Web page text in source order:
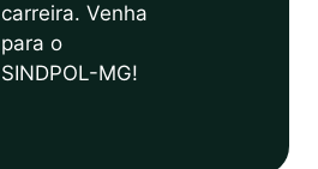
carreira. Venha
para o
SINDPOL-MG!